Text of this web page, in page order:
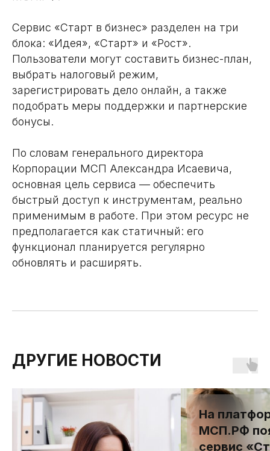
Сервис «Старт в бизнес» разделен на три
блока: «Идея», «Старт» и «Рост».
Пользователи могут составить бизнес-план,
выбрать налоговый режим,
зарегистрировать дело онлайн, а также
подобрать меры поддержки и партнерские
бонусы.
По словам генерального директора
Корпорации МСП Александра Исаевича,
основная цель сервиса — обеспечить
быстрый доступ к инструментам, реально
применимым в работе. При этом ресурс не
предполагается как статичный: его
функционал планируется регулярно
обновлять и расширять.
ДРУГИЕ НОВОСТИ
На
МСП.РФ
сервис